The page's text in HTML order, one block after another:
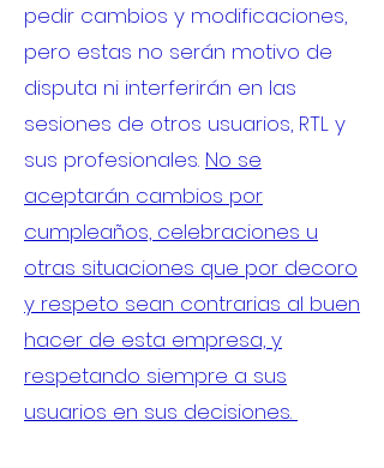
pedir cambios y modificaciones,
pero estas no serán motivo de
disputa ni interferirán en las
sesiones de otros usuarios, RTL y
sus profesionales. No se
aceptarán cambios por
cumpleaños, celebraciones u
otras situaciones que por decoro
y respeto sean contrarias al buen
hacer de esta empresa, y
respetando siempre a sus
usuarios en sus decisiones.